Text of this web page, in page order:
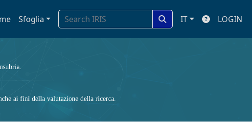
Sfoglia IT LOGIN
ai fini della valutazione della ricerca.